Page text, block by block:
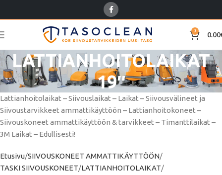
0 0.00
LATTIANHOITOLAIKAT
19″
Lattianhoitolaikat – Siivouslaikat – Laikat – Siivousvälineet ja
Siivoustarvikkeet ammattikäyttöön – Lattianhoitokoneet –
Siivouskoneet ammattikäyttöön & tarvikkeet – Timanttilaikat –
3M Laikat – Edullisesti!
Etusivu SIIVOUSKONEET AMMATTIKÄYTTÖÖN
TASKI SIIVOUSKONEET LATTIANHOITOLAIKAT